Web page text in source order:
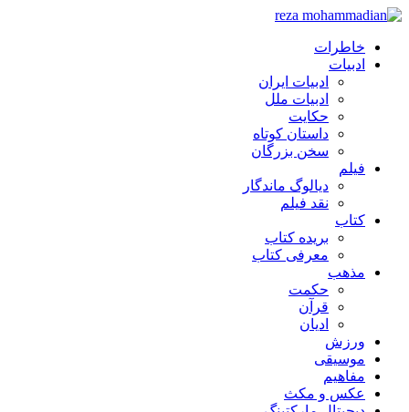
خاطرات
ادبیات
ادبیات ایران
ادبیات ملل
حکایت
داستان کوتاه
سخن بزرگان
فیلم
دیالوگ ماندگار
نقد فیلم
کتاب
بریده کتاب
معرفی کتاب
مذهب
حکمت
قرآن
ادیان
ورزش
موسیقی
مفاهیم
عکس و مکث